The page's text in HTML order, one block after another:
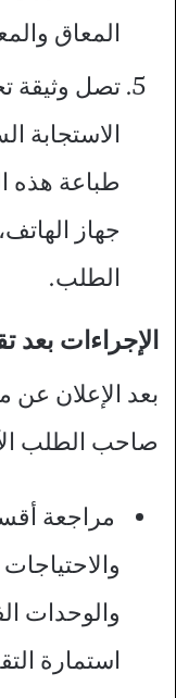
المعاق
تصل وثيقة
طباعة هذه
جهاز
الطلب.
الإجراءات بعد
بعد الإعلان
صاحب الطلب
مراجعة
والوحدات
استمارة